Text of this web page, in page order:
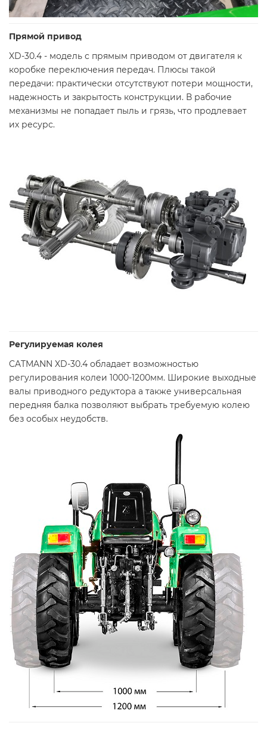
Прямой привод
XD-30.4 - модель с прямым приводом от двигателя к
коробке переключения передач. Плюсы такой
передачи: практически отсутствуют потери мощности,
надежность и закрытость конструкции. В рабочие
механизмы не попадает пыль и грязь, что продлевает
их ресурс.
Регулируемая колея
CATMANN XD-30.4 обладает возможностью
регулирования колеи 1000-1200мм. Широкие выходные
валы приводного редуктора а также универсальная
передняя балка позволяют выбрать требуемую колею
без особых неудобств.